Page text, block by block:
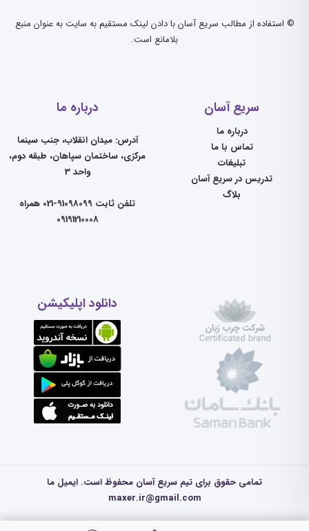
© استفاده از مطالب سریع آسان با دادن لینک مستقیم به سایت به عنوان منبع
بلامانع است.
سریع آسان
درباره ما
تماس با ما
تبلیغات
تدریس در سریع آسان
بلاگ
درباره ما
آدرس: میدان انقلاب، جنب سینما
مرکزی، ساختمان سپاهان، طبقه دوم،
واحد 3
تلفن ثابت 91098099-021 همراه
09191210008
دانلود اپلیکیشن
تمامی حقوق برای تیم سریع آسان محفوظ است. ایمیل ما
maxer.ir@gmail.com